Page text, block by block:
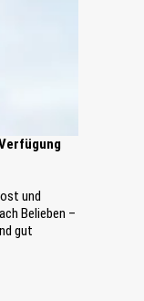
und
Belieben –
gut